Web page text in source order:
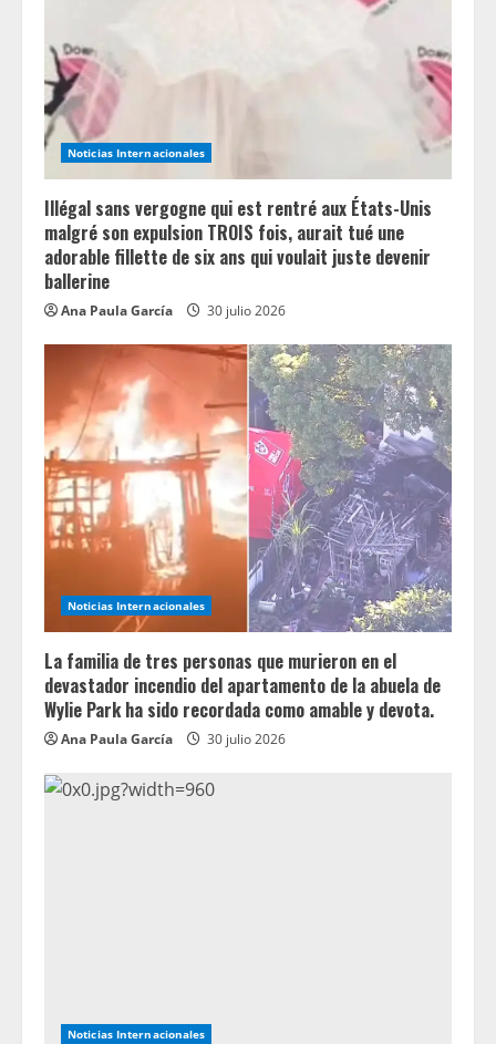
d
i
n
g
Noticias Internacionales
Illégal sans vergogne qui est rentré aux États-Unis
malgré son expulsion TROIS fois, aurait tué une
adorable fillette de six ans qui voulait juste devenir
ballerine
Ana Paula García 30 julio 2026
Noticias Internacionales
La familia de tres personas que murieron en el
devastador incendio del apartamento de la abuela de
Wylie Park ha sido recordada como amable y devota.
Ana Paula García 30 julio 2026
Noticias Internacionales